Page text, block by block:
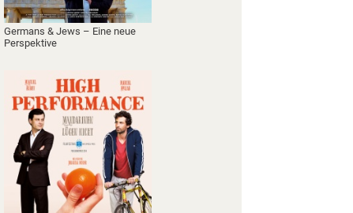
Germans & Jews – Eine neue
Perspektive